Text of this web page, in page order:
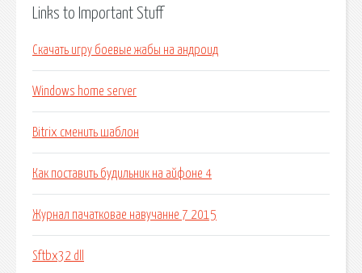
Links to Important Stuff
Скачать игру боевые жабы на андроид
Windows home server
Bitrix сменить шаблон
Как поставить будильник на айфоне 4
Журнал пачатковае навучанне 7 2015
Sftbx32 dll